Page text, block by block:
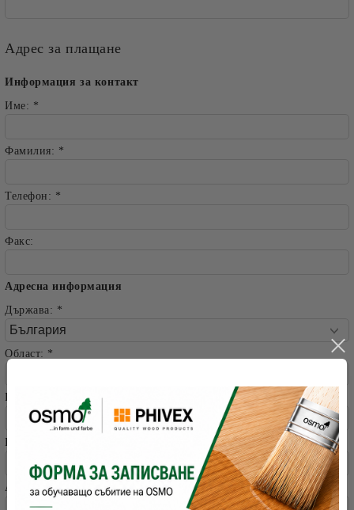
Адрес за плащане
Информация за контакт
Име: *
Фамилия: *
Телефон: *
Факс:
Адресна информация
Държава: *
Област: *
Град:
Пощенски код:
Адрес 1:*